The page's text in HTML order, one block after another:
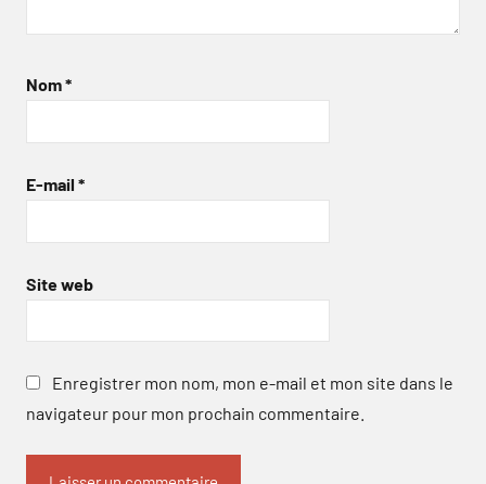
Nom*
E-mail *
Site web
Enregistrer mon nom, mon e-mail et mon site dans le
navigateur pour mon prochain commentaire.